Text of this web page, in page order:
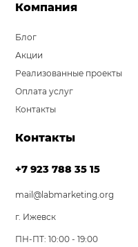
Компания
Блог
Акции
Реализованные проекты
Оплата услуг
Контакты
Контакты
+7 923 788 35 15
mail@labmarketing.org
г. Ижевск
ПН-ПТ: 10:00 - 19:00